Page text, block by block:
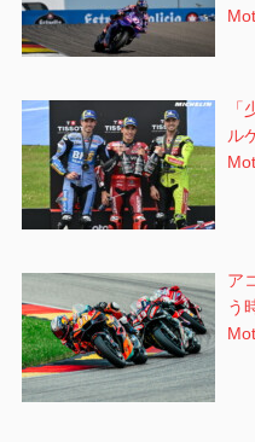
ル
ア
う